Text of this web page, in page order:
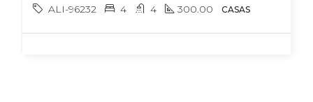
ALI-96232 4 4 300.00 CASAS